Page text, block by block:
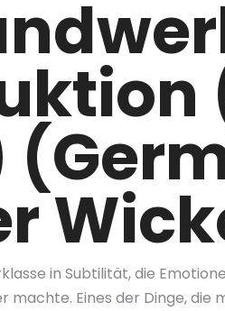
in Subtilität, die
machte. Eines der Dinge,